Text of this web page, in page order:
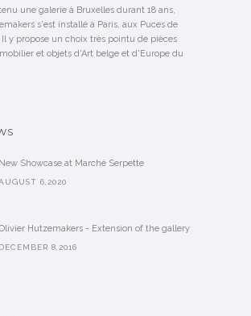
une galerie à Bruxelles durant 18 ans,
s'est installé à Paris, aux Puces de
Il y propose un choix très pointu de pièces
et objets d'Art belge et d'Europe du
New Showcase at Marché Serpette
6,2020
Hutzemakers - Extension of the gallery
DECEMBER 8,2016